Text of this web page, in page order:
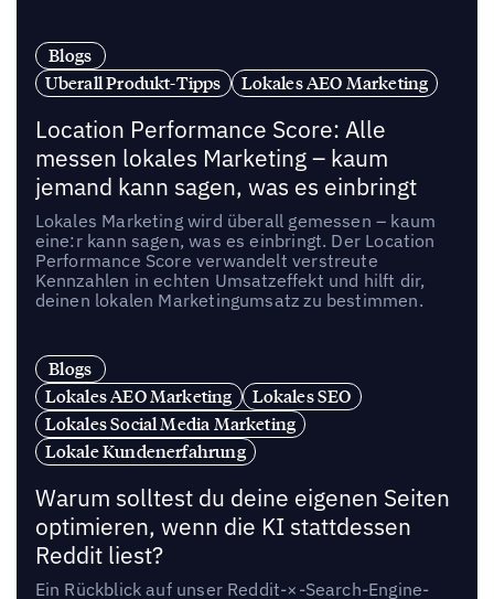
Blogs
Uberall Produkt-Tipps
Lokales AEO Marketing
Location Performance Score: Alle
messen lokales Marketing – kaum
jemand kann sagen, was es einbringt
Lokales Marketing wird überall gemessen – kaum
eine:r kann sagen, was es einbringt. Der Location
Performance Score verwandelt verstreute
Kennzahlen in echten Umsatzeffekt und hilft dir,
deinen lokalen Marketingumsatz zu bestimmen.
Blogs
Lokales AEO Marketing
Lokales SEO
Lokales Social Media Marketing
Lokale Kundenerfahrung
Warum solltest du deine eigenen Seiten
optimieren, wenn die KI stattdessen
Reddit liest?
Ein Rückblick auf unser Reddit-×-Search-Engine-